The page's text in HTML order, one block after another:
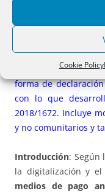
Cookie Policy
regulan las
pago en el ámbito
capitales y de la
Esta
forma de
con lo que
2018/1672. Incluye
y no comunitarios y
Introducción: Según
la digitalización y
medios de pago